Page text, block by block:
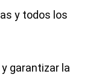
y todos los
garantizar la